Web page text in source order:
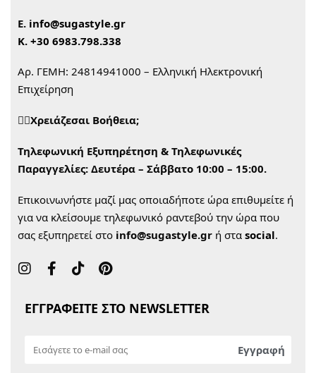
Ε. info@sugastyle.gr
Κ. +30 6983.798.338
Αρ. ΓΕΜΗ: 24814941000 – Ελληνική Ηλεκτρονική
Επιχείρηση
🙋‍♀️Χρειάζεσαι Βοήθεια;
Τηλεφωνική Εξυπηρέτηση & Τηλεφωνικές
Παραγγελίες: Δευτέρα – Σάββατο 10:00 – 15:00.
Επικοινωνήστε μαζί μας οποιαδήποτε ώρα επιθυμείτε ή
για να κλείσουμε τηλεφωνικό ραντεβού την ώρα που
σας εξυπηρετεί στο info@sugastyle.gr ή στα social.
ΕΓΓΡΑΦΕΙΤΕ ΣΤΟ NEWSLETTER